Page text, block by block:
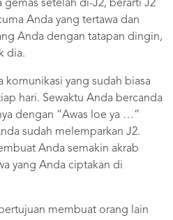
gemas setelah di-J2, berarti J2
Anda yang tertawa dan
Anda dengan tatapan dingin,
dia.
komunikasi yang sudah biasa
hari. Sewaktu Anda bercanda
dengan “Awas loe ya …”
sudah melemparkan J2.
Anda semakin akrab
yang Anda ciptakan di
membuat orang lain